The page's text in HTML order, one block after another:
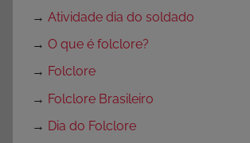
→ Atividade dia do soldado
→ O que é folclore?
→ Folclore
→ Folclore Brasileiro
→ Dia do Folclore